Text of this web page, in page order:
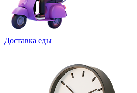
Доставка еды